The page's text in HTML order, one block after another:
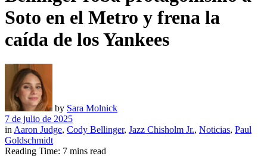
Soto en el Metro y frena la
caída de los Yankees
by Sara Molnick
7 de julio de 2025
in Aaron Judge, Cody Bellinger, Jazz Chisholm Jr., Noticias, Paul
Goldschmidt
Reading Time: 7 mins read